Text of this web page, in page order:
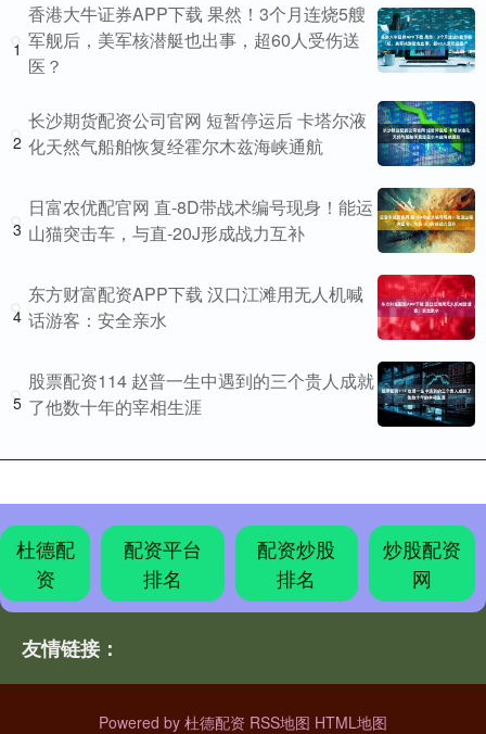
1
香港大牛证券APP下载 果然！3个月连烧5艘
军舰后，美军核潜艇也出事，超60人受伤送
医？
2
长沙期货配资公司官网 短暂停运后 卡塔尔液
化天然气船舶恢复经霍尔木兹海峡通航
3
日富农优配官网 直-8D带战术编号现身！能运
山猫突击车，与直-20J形成战力互补
4
东方财富配资APP下载 汉口江滩用无人机喊
话游客：安全亲水
5
股票配资114 赵普一生中遇到的三个贵人成就
了他数十年的宰相生涯
杜德配
资
配资平台
排名
配资炒股
排名
炒股配资
网
友情链接：
Powered by 杜德配资 RSS地图 HTML地图